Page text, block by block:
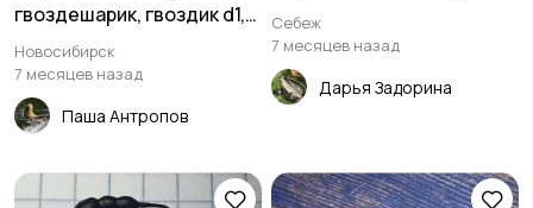
гвоздешарик, гвоздик d1,5
мм
Новосибирск
7 месяцев назад
Паша Антропов
Себеж
7 месяцев назад
Дарья Задорина